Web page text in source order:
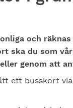
och räknas
ska du som
genom att
ett busskort